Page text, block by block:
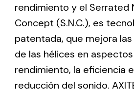
Iluminación Solar
Variedad de soluciones solares
de necesidades.
rendimiento y el Serrated
Concept (S.N.C.), es
patentada, que mejora
de las hélices en
rendimiento, la eficiencia
reducción del sonido.